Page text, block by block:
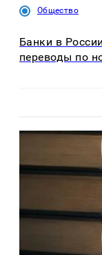
Общество
Банки в
переводы по